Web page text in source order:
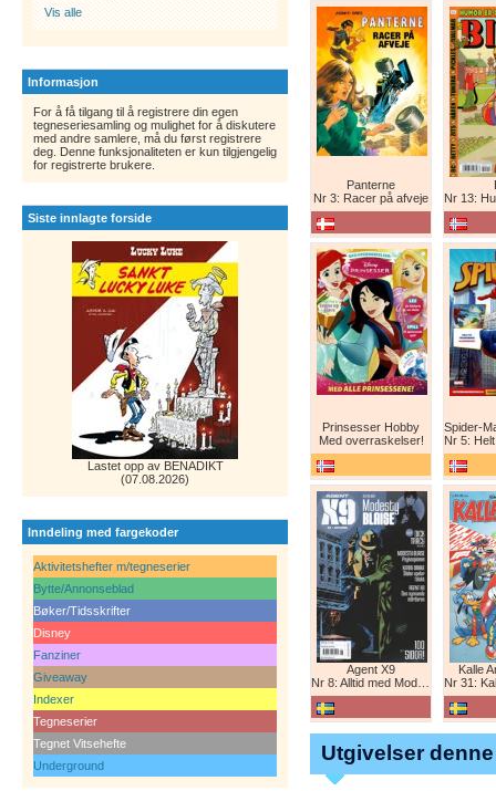
Vis alle
Informasjon
For å få tilgang til å registrere din egen
tegneseriesamling og mulighet for å diskutere
med andre samlere, må du først registrere
deg. Denne funksjonaliteten er kun tilgjengelig
for registrerte brukere.
Siste innlagte forside
Lastet opp av BENADIKT
(07.08.2026)
Inndeling med fargekoder
Aktivitetshefter m/tegneserier
Bytte/Annonseblad
Bøker/Tidsskrifter
Disney
Fanziner
Giveaway
Indexer
Tegneserier
Tegnet Vitsehefte
Underground
Panterne
Nr 3: Racer på afveje
Nr 13: Humor
Prinsesser Hobby
Med overraskelser!
Nr 5: Helt ny
Agent X9
Nr 8: Alltid med Modesty Blaise
Kalle
Nr 31:
Utgivelser